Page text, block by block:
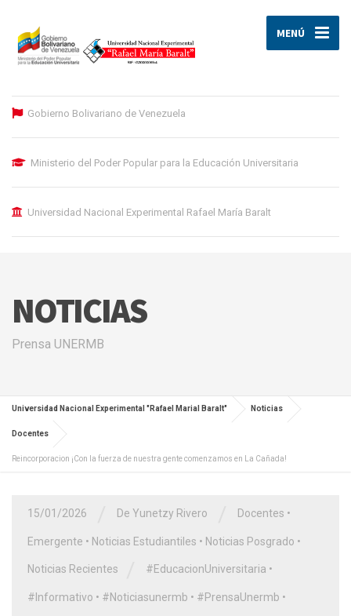
MENÚ
Gobierno Bolivariano de Venezuela
Ministerio del Poder Popular para la Educación Universitaria
Universidad Nacional Experimental Rafael María Baralt
NOTICIAS
Prensa UNERMB
Universidad Nacional Experimental "Rafael Marial Baralt" Noticias
Docentes
Reincorporacion ¡Con la fuerza de nuestra gente comenzamos en La Cañada!
15/01/2026 De Yunetzy Rivero Docentes •
Emergente • Noticias Estudiantiles • Noticias Posgrado •
Noticias Recientes #EducacionUniversitaria •
#Informativo • #Noticiasunermb • #PrensaUnermb •